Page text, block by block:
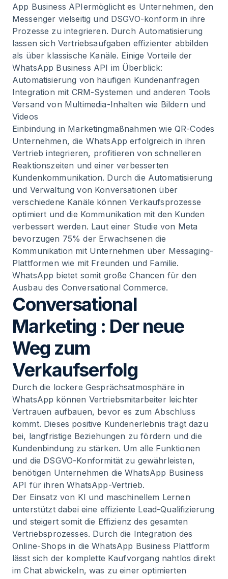
App Business APIermöglicht es Unternehmen, den
Messenger vielseitig und DSGVO-konform in ihre
Prozesse zu integrieren. Durch Automatisierung
lassen sich Vertriebsaufgaben effizienter abbilden
als über klassische Kanäle. Einige Vorteile der
WhatsApp Business API im Überblick:
Automatisierung von häufigen Kundenanfragen
Integration mit CRM-Systemen und anderen Tools
Versand von Multimedia-Inhalten wie Bildern und
Videos
Einbindung in Marketingmaßnahmen wie QR-Codes
Unternehmen, die WhatsApp erfolgreich in ihren
Vertrieb integrieren, profitieren von schnelleren
Reaktionszeiten und einer verbesserten
Kundenkommunikation. Durch die Automatisierung
und Verwaltung von Konversationen über
verschiedene Kanäle können Verkaufsprozesse
optimiert und die Kommunikation mit den Kunden
verbessert werden. Laut einer Studie von Meta
bevorzugen 75% der Erwachsenen die
Kommunikation mit Unternehmen über Messaging-
Plattformen wie mit Freunden und Familie.
WhatsApp bietet somit große Chancen für den
Ausbau des Conversational Commerce.
Conversational
Marketing : Der neue
Weg zum
Verkaufserfolg
Durch die lockere Gesprächsatmosphäre in
WhatsApp können Vertriebsmitarbeiter leichter
Vertrauen aufbauen, bevor es zum Abschluss
kommt. Dieses positive Kundenerlebnis trägt dazu
bei, langfristige Beziehungen zu fördern und die
Kundenbindung zu stärken. Um alle Funktionen
und die DSGVO-Konformität zu gewährleisten,
benötigen Unternehmen die WhatsApp Business
API für ihren WhatsApp-Vertrieb.
Der Einsatz von KI und maschinellem Lernen
unterstützt dabei eine effiziente Lead-Qualifizierung
und steigert somit die Effizienz des gesamten
Vertriebsprozesses. Durch die Integration des
Online-Shops in die WhatsApp Business Plattform
lässt sich der komplette Kaufvorgang nahtlos direkt
im Chat abwickeln, was zu einer optimierten